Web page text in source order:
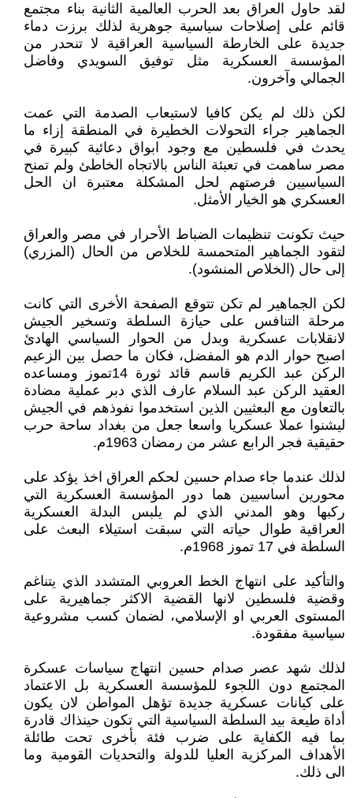
لقد حاول العراق بعد الحرب العالمية الثانية بناء مجتمع
قائم على إصلاحات سياسية جوهرية لذلك برزت دماء
جديدة على الخارطة السياسية العراقية لا تنحدر من
المؤسسة العسكرية مثل توفيق السويدي وفاضل
الجمالي وآخرون.
لكن ذلك لم يكن كافيا لاستيعاب الصدمة التي عمت
الجماهير جراء التحولات الخطيرة في المنطقة إزاء ما
يحدث في فلسطين مع وجود ابواق دعائية كبيرة في
مصر ساهمت في تعبئة الناس بالاتجاه الخاطئ ولم تمنح
السياسيين فرصتهم لحل المشكلة معتبرة ان الحل
العسكري هو الخيار الأمثل.
حيث تكونت تنظيمات الضباط الأحرار في مصر والعراق
لتقود الجماهير المتحمسة للخلاص من الحال (المزري)
إلى حال (الخلاص المنشود).
لكن الجماهير لم تكن تتوقع الصفحة الأخرى التي كانت
مرحلة التنافس على حيازة السلطة وتسخير الجيش
لانقلابات عسكرية وبدل من الحوار السياسي الهادئ
اصبح حوار الدم هو المفضل، فكان ما حصل بين الزعيم
الركن عبد الكريم قاسم قائد ثورة 14تموز ومساعده
العقيد الركن عبد السلام عارف الذي دبر عملية مضادة
بالتعاون مع البعثيين الذين استخدموا نفوذهم في الجيش
ليشنوا عملا عسكريا واسعا جعل من بغداد ساحة حرب
حقيقية فجر الرابع عشر من رمضان 1963م.
لذلك عندما جاء صدام حسين لحكم العراق اخذ يؤكد على
محورين أساسيين هما دور المؤسسة العسكرية التي
ركبها وهو المدني الذي لم يلبس البدلة العسكرية
العراقية طوال حياته التي سبقت استيلاء البعث على
السلطة في 17 تموز 1968م.
والتأكيد على انتهاج الخط العروبي المتشدد الذي يتناغم
وقضية فلسطين لانها القضية الاكثر جماهيرية على
المستوى العربي او الإسلامي، لضمان كسب مشروعية
سياسية مفقودة.
لذلك شهد عصر صدام حسين انتهاج سياسات عسكرة
المجتمع دون اللجوء للمؤسسة العسكرية بل الاعتماد
على كيانات عسكرية جديدة تؤهل المواطن لان يكون
أداة طيعة بيد السلطة السياسية التي تكون حينذاك قادرة
بما فيه الكفاية على ضرب فئة بأخرى تحت طائلة
الأهداف المركزية العليا للدولة والتحديات القومية وما
الى ذلك.